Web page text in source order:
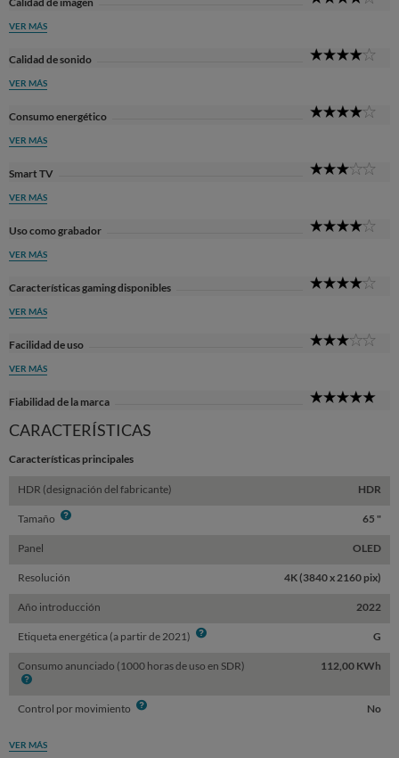
VER MÁS
Calidad de sonido
VER MÁS
Consumo energético
VER MÁS
Smart TV
VER MÁS
Uso como grabador
VER MÁS
Características gaming disponibles
VER MÁS
Facilidad de uso
VER MÁS
Fiabilidad de la marca
CARACTERÍSTICAS
Características principales
HDR (designación del fabricante) HDR
Tamaño Info 65 "
Panel OLED
Resolución 4K (3840 x 2160 pix)
Año introducción 2022
Etiqueta energética (a partir de 2021) Info G
Consumo anunciado (1000 horas de uso en SDR)
Info
112,00 KWh
Control por movimiento Info No
VER MÁS